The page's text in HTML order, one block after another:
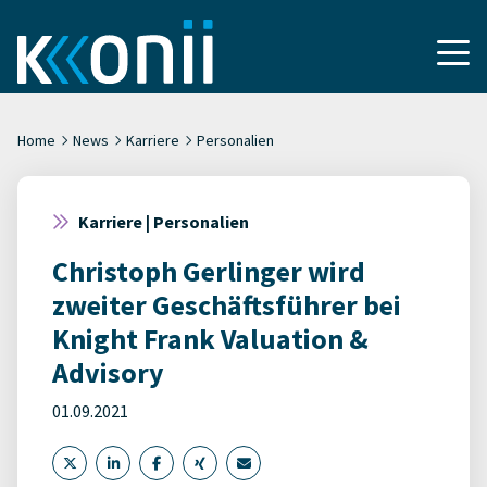
Home News Karriere Personalien
Karriere | Personalien
Christoph Gerlinger wird
zweiter Geschäftsführer bei
Knight Frank Valuation &
Advisory
01.09.2021